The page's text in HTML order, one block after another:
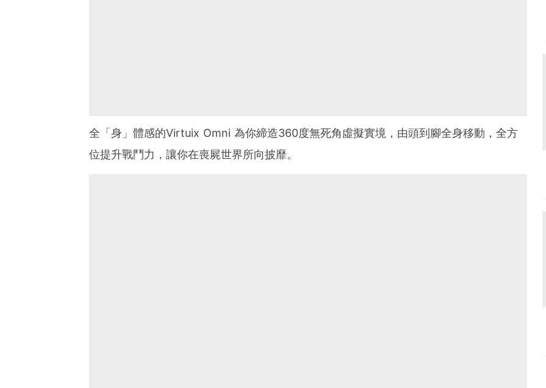
全「身」體感的Virtuix Omni 為你締造360度無死角虛擬實境，由頭到腳全身移動，全方
位提升戰鬥力，讓你在喪屍世界所向披靡。